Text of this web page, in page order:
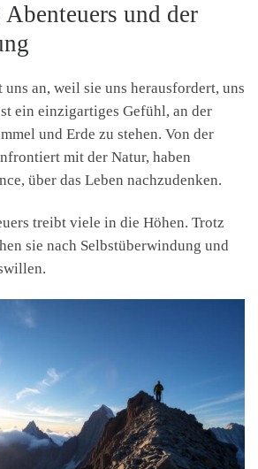
und der
uns an, weil sie uns herausfordert, uns
ein einzigartiges Gefühl, an der
und Erde zu stehen. Von der
mit der Natur, haben
über das Leben nachzudenken.
treibt viele in die Höhen. Trotz
sie nach Selbstüberwindung und